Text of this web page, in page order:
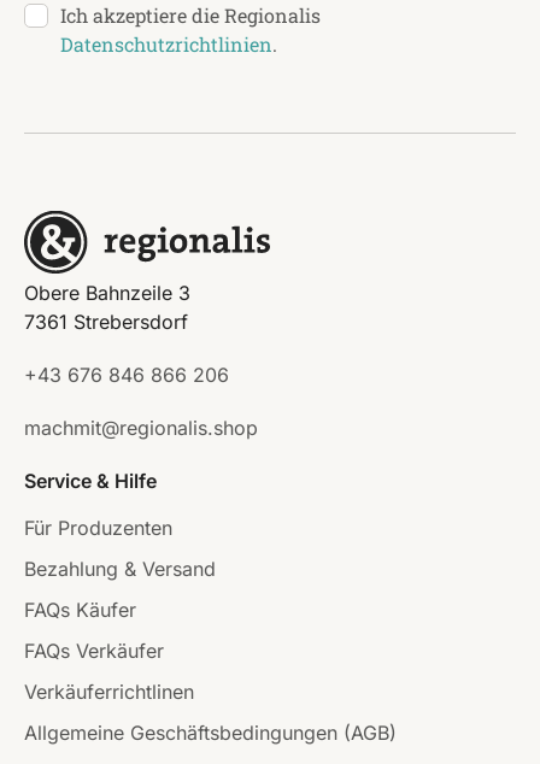
Ich akzeptiere die Regionalis
Datenschutzrichtlinien.
Obere Bahnzeile 3
7361 Strebersdorf
+43 676 846 866 206
machmit@regionalis.shop
Service & Hilfe
Für Produzenten
Bezahlung & Versand
FAQs Käufer
FAQs Verkäufer
Verkäuferrichtlinen
Allgemeine Geschäftsbedingungen (AGB)